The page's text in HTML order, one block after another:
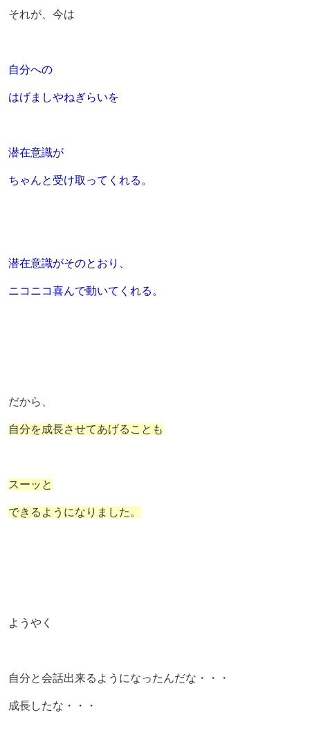
それが、今は
自分への
はげましやねぎらいを
潜在意識が
ちゃんと受け取ってくれる。
潜在意識がそのとおり、
ニコニコ喜んで動いてくれる。
だから、
自分を成長させてあげることも
スーッと
できるようになりました。
ようやく
自分と会話出来るようになったんだな・・・
成長したな・・・